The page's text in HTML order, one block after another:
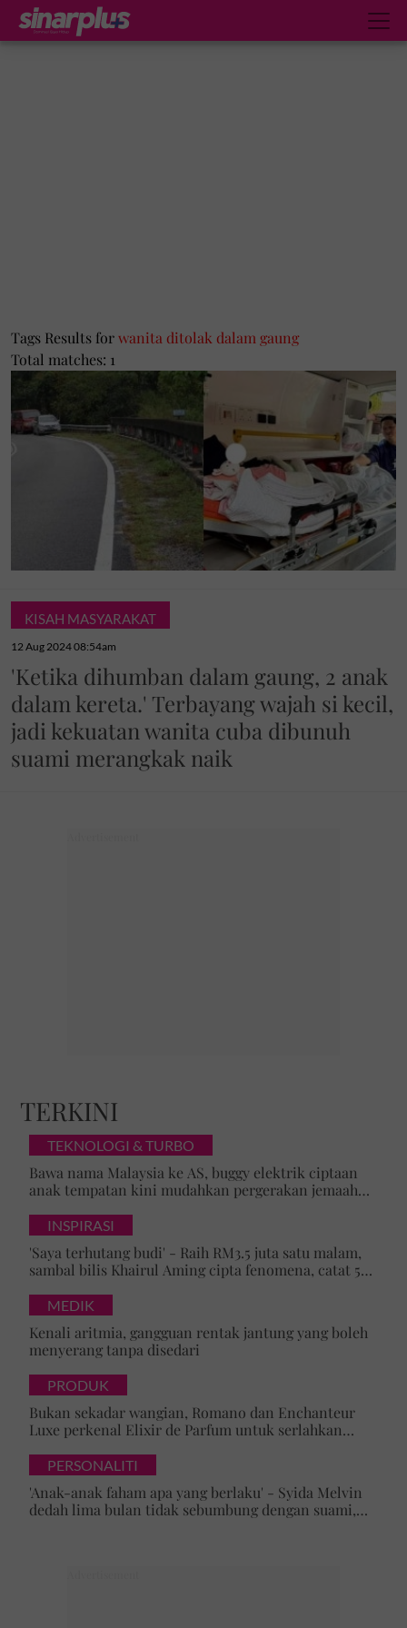
Tags Results forwanita ditolak dalam gaung
Total matches: 1
KISAH MASYARAKAT
12 Aug 2024 08:54am
'Ketika dihumban dalam gaung, 2 anak
dalam kereta.' Terbayang wajah si kecil,
jadi kekuatan wanita cuba dibunuh
suami merangkak naik
TERKINI
TEKNOLOGI & TURBO
Bawa nama Malaysia ke AS, buggy elektrik ciptaan
anak tempatan kini mudahkan pergerakan jemaah
INSPIRASI
'Saya terhutang budi' - Raih RM3.5 juta satu malam,
sambal bilis Khairul Aming cipta fenomena, catat 5
MEDIK
Kenali aritmia, gangguan rentak jantung yang boleh
menyerang tanpa disedari
PRODUK
Bukan sekadar wangian, Romano dan Enchanteur
Luxe perkenal Elixir de Parfum untuk serlahkan
PERSONALITI
'Anak-anak faham apa yang berlaku' - Syida Melvin
dedah lima bulan tidak sebumbung dengan suami,